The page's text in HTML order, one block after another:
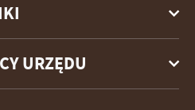
URZĘDU